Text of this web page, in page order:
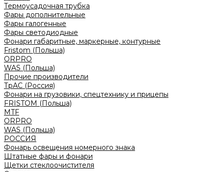
Термоусадочная трубка
Фары дополнительные
Фары галогенные
Фары светодиодные
Фонари габаритные, маркерные, контурные
Fristom (Польша)
ORPRO
WAS (Польша)
Прочие производители
ТрАС (Россия)
Фонари на грузовики, спецтехнику и прицепы
FRISTOM (Польша)
MTF
ORPRO
WAS (Польша)
РОССИЯ
Фонарь освещения номерного знака
Штатные фары и фонари
Щетки стеклоочистителя